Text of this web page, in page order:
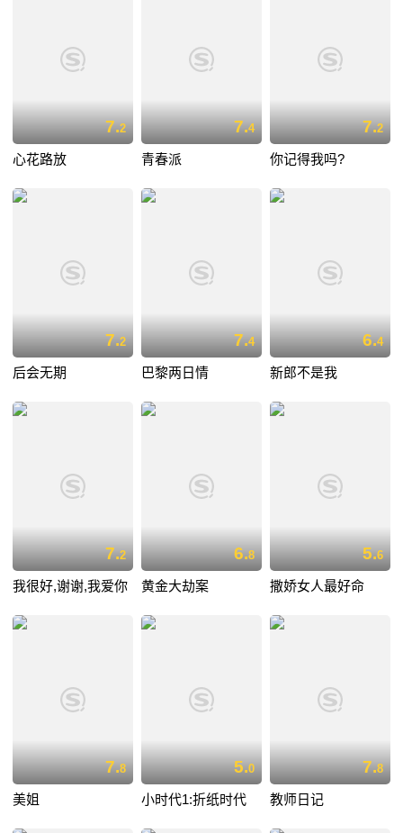
7.2
心花路放
7.4
青春派
7.2
你记得我吗?
7.2
后会无期
7.4
巴黎两日情
6.4
新郎不是我
7.2
我很好,谢谢,我爱你
6.8
黄金大劫案
5.6
撒娇女人最好命
7.8
美姐
5.0
小时代1:折纸时代
7.8
教师日记